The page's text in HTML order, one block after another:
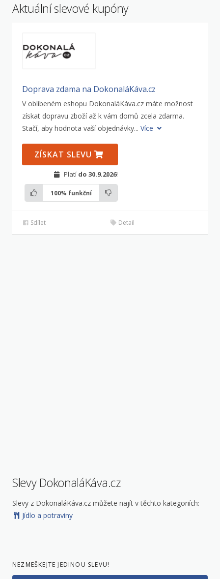
Aktuální slevové kupóny
Doprava zdama na DokonaláKáva.cz
V oblíbeném eshopu DokonaláKáva.cz máte možnost
získat dopravu zboží až k vám domů zcela zdarma.
Stačí, aby hodnota vaší objednávky... Více
ZÍSKAT SLEVU
Platí do 30.9.2026!
100% funkční
Sdílet Detail
Slevy DokonaláKáva.cz
Slevy z DokonaláKáva.cz můžete najít v těchto kategoriích:
Jídlo a potraviny
NEZMEŠKEJTE JEDINOU SLEVU!